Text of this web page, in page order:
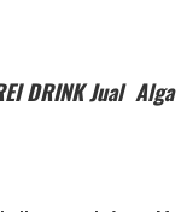
DRINK Jual